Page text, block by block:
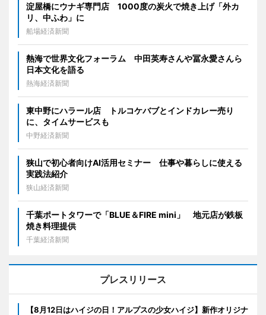
淀屋橋にウナギ専門店 1000度の炭火で焼き上げ「外カ
リ、中ふわ」に
船場経済新聞
熱海で世界文化フォーラム 中田英寿さんや冨永愛さんら
日本文化を語る
熱海経済新聞
東中野にハラール店 トルコケバブとインドカレー売り
に、タイムサービスも
中野経済新聞
狭山で初心者向けAI活用セミナー 仕事や暮らしに使える
実践法紹介
狭山経済新聞
千葉ポートタワーで「BLUE＆FIRE mini」 地元店が鉄板
焼き料理提供
千葉経済新聞
プレスリリース
【8月12日はハイジの日！アルプスの少女ハイジ】新作オリジナ